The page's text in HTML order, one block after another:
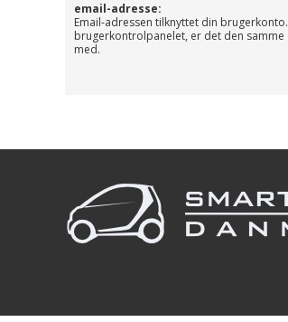
email-adresse:
Email-adressen tilknyttet din
brugerkontrolpanelet, er det den
med.